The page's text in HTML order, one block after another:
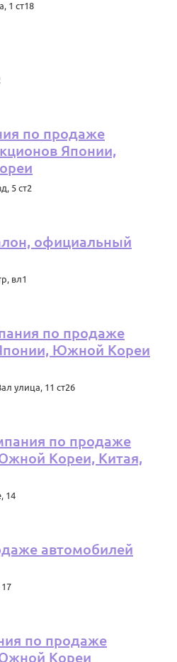
1 ст18
по продаже
Японии,
5 ст2
официальный
вл1
по продаже
Южной Кореи
улица, 11 ст26
по продаже
Кореи, Китая,
14
автомобилей
по продаже
Кореи